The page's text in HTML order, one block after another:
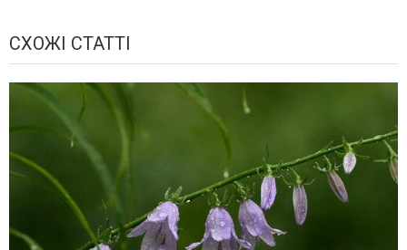
СХОЖІ СТАТТІ